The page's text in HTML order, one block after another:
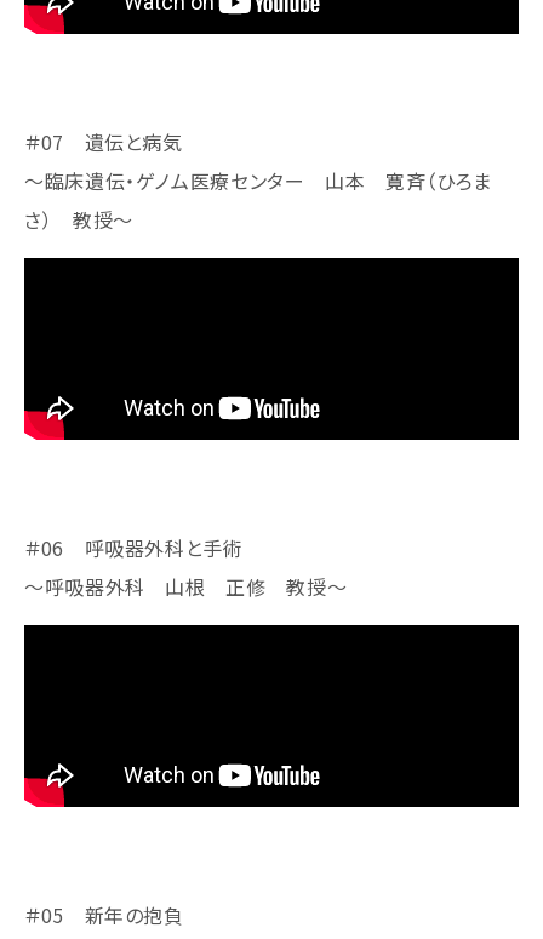
＃07 遺伝と病気
～臨床遺伝・ゲノム医療センター 山本 寛斉（ひろま
さ） 教授​​​​​～
＃06 呼吸器外科と手術
～呼吸器外科 山根 正修 教授​​​​​～
＃05 新年の抱負